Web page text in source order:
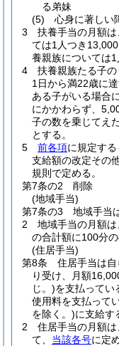
る弟妹
(5)
心身に著しい
3
扶養手当の月額は
ては1人つき13,000
養親族については1
4
扶養親族たる子
1日から満22歳に
ある子がいる場合
にかかわらず、
子の数を乗じてえ
とする。
5
前各項に規定す
支給額の改定その
規則で定める。
第7条の2
削除
(地域手当)
第7条の3
地域手当
2
地域手当の月額
の合計額に100分
(住居手当)
第8条
住居手当は
り受け、月額
じ。)を支払ってい
使用料を支払って
を除く。)に支給す
2
住居手当の月額は
て、 当該各号に定